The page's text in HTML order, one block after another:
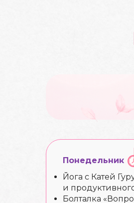
Понедельник
Йога с Катей
и
Болталка